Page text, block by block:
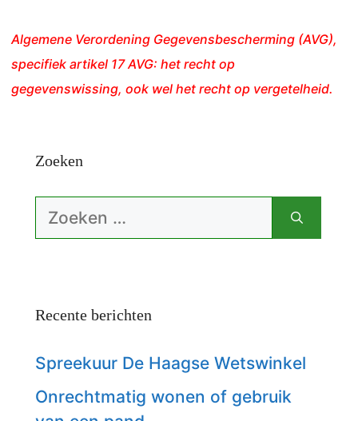
Algemene Verordening Gegevensbescherming (AVG),
specifiek artikel 17 AVG: het recht op
gegevenswissing, ook wel het recht op vergetelheid.
Zoeken
Zoek
naar:
Recente berichten
Spreekuur De Haagse Wetswinkel
Onrechtmatig wonen of gebruik